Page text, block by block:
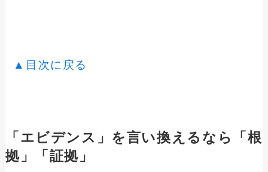
▲目次に戻る
「エビデンス」を言い換えるなら「根
拠」「証拠」